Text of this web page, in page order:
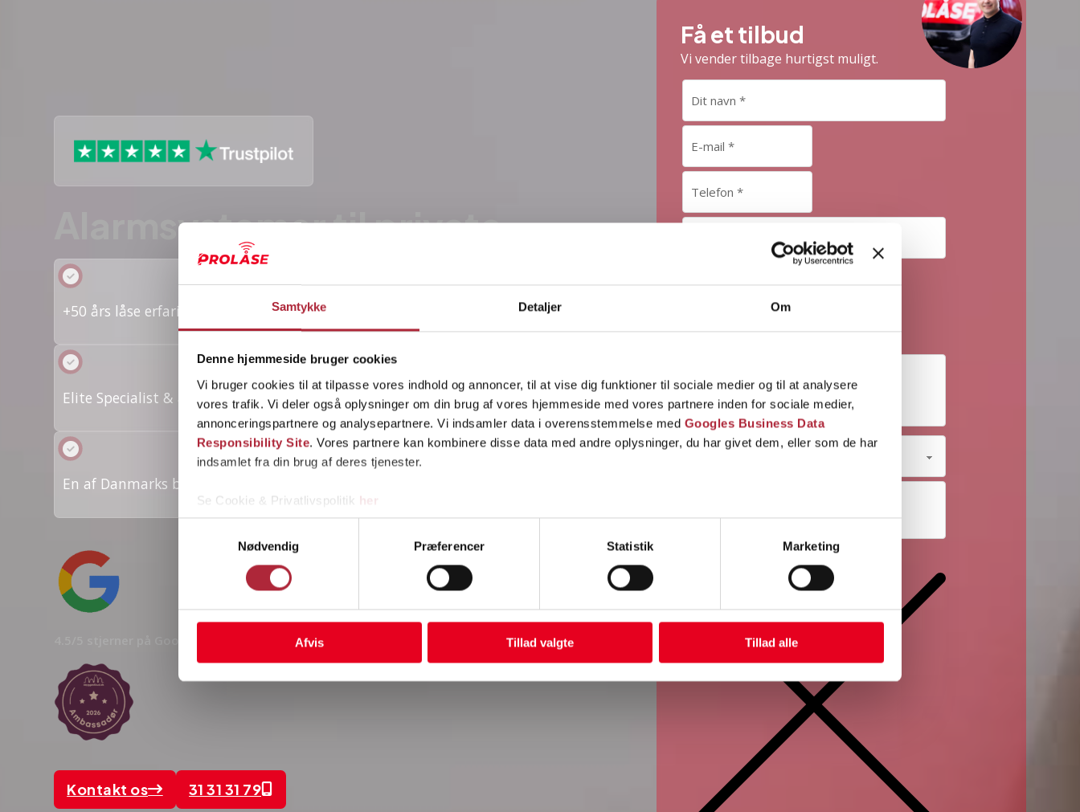
Samtykke Detaljer Om
Denne hjemmeside bruger cookies
Vi bruger cookies til at tilpasse vores indhold og annoncer, til at vise dig funktioner til sociale medier og til at analysere
vores trafik. Vi deler også oplysninger om din brug af vores hjemmeside med vores partnere inden for sociale medier,
annonceringspartnere og analysepartnere. Vi indsamler data i overensstemmelse med Googles Business Data
Responsibility Site. Vores partnere kan kombinere disse data med andre oplysninger, du har givet dem, eller som de har
indsamlet fra din brug af deres tjenester.
Se Cookie & Privatlivspolitik her
Nødvendig
Præferencer Statistik Marketing
Afvis Tillad valgte Tillad alle
Alarmsystemer til private
+50 års låse erfaring i virksomheden
Elite Specialist & ambassadør hos 3byggetilbud
En af Danmarks bedst bedømte låsesmede
Kontakt os
31 31 31 79
Få et tilbud
Vi vender tilbage hurtigst muligt.